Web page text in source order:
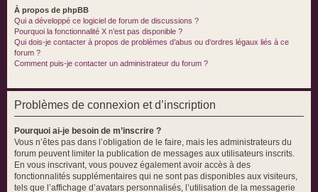
À propos de phpBB
Qui a développé ce logiciel de forum de discussions ?
Pourquoi la fonctionnalité X n’est pas disponible ?
Qui dois-je contacter à propos de problèmes d’abus ou d’ordres légaux liés à ce
forum ?
Comment puis-je contacter un administrateur du forum ?
Problèmes de connexion et d’inscription
Pourquoi ai-je besoin de m’inscrire ?
Vous n’êtes pas dans l’obligation de le faire, mais les administrateurs du
forum peuvent limiter la publication de messages aux utilisateurs inscrits.
En vous inscrivant, vous pouvez également avoir accès à des
fonctionnalités supplémentaires qui ne sont pas disponibles aux visiteurs,
tels que l’affichage d’avatars personnalisés, l’utilisation de la messagerie